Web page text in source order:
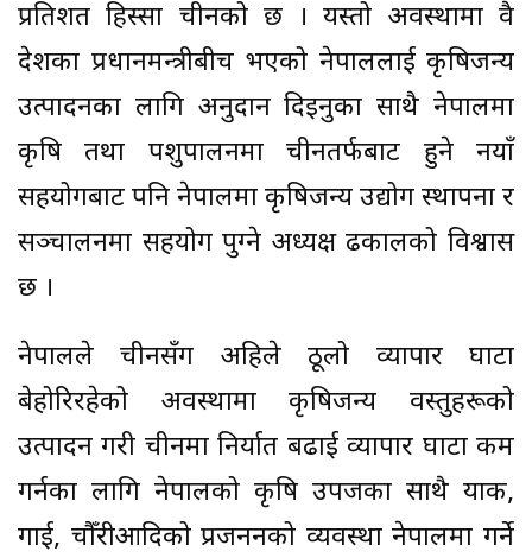
प्रतिशत हिस्सा चीनको छ । यस्तो अवस्थामा दुवै
देशका प्रधानमन्त्रीबीच भएको नेपाललाई कृषिजन्य
उत्पादनका लागि अनुदान दिइनुका साथै नेपालमा
कृषि तथा पशुपालनमा चीनतर्फबाट हुने नयाँ
सहयोगबाट पनि नेपालमा कृषिजन्य उद्योग स्थापना र
सञ्चालनमा सहयोग पुग्ने अध्यक्ष ढकालको विश्वास
छ ।
नेपालले चीनसँग अहिले ठूलो व्यापार घाटा
बेहोरिरहेको अवस्थामा कृषिजन्य वस्तुहरूको
उत्पादन गरी चीनमा निर्यात बढाई व्यापार घाटा कम
गर्नका लागि नेपालको कृषि उपजका साथै याक,
गाई, चौँरीआदिको प्रजननको व्यवस्था नेपालमा गर्ने